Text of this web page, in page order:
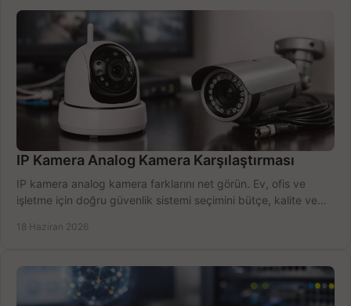
IP Kamera Analog Kamera Karşılaştırması
IP kamera analog kamera farklarını net görün. Ev, ofis ve
işletme için doğru güvenlik sistemi seçimini bütçe, kalite ve
18 Haziran 2026